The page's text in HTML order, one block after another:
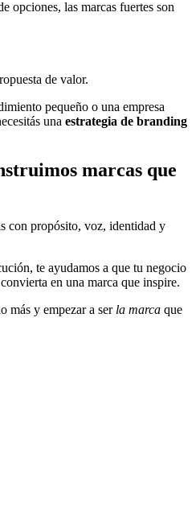
opciones, las marcas fuertes son
de valor.
pequeño o una empresa
una estrategia de branding
marcas que
con propósito, voz, identidad y
te ayudamos a que tu negocio
en una marca que inspire.
más y empezar a ser la marca que